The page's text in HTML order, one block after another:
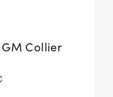
GM Collier